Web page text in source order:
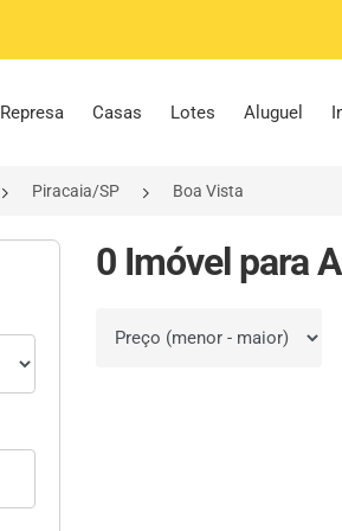
Represa Casas Lotes Aluguel
Piracaia/SP Boa Vista
0 Imóvel para
Ordenar por